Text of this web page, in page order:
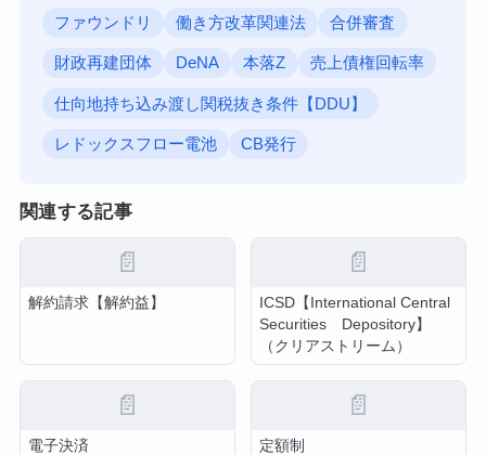
ファウンドリ 働き方改革関連法 合併審査
財政再建団体 DeNA 本落Z 売上債権回転率
仕向地持ち込み渡し関税抜き条件【DDU】
レドックスフロー電池 CB発行
関連する記事
📄
解約請求【解約益】
📄
ICSD【International Central
Securities Depository】
（クリアストリーム）
📄
電子決済
📄
定額制